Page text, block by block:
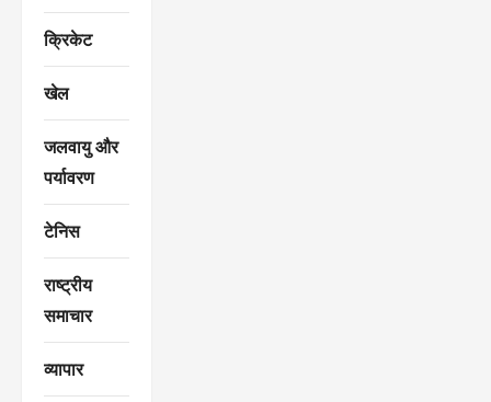
क्रिकेट
खेल
जलवायु और
पर्यावरण
टेनिस
राष्ट्रीय
समाचार
व्यापार